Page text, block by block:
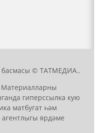
басмасы © ТАТМЕДИА..
Материалларны
гиперссылка кую
матбугат һәм
ярдәме